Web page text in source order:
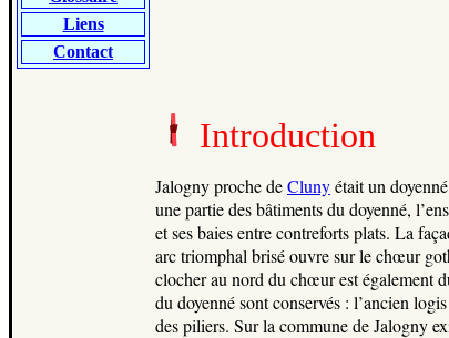
Liens
Contact
Introduction
Jalogny proche deClunyétait un
une partie des bâtiments du doyenné,
et ses baies entre contreforts plats. La
arc triomphal brisé ouvre sur le chœur
clocher au nord du chœur est également
du doyenné sont conservés : l’ancien
des piliers. Sur la commune de Jalogny